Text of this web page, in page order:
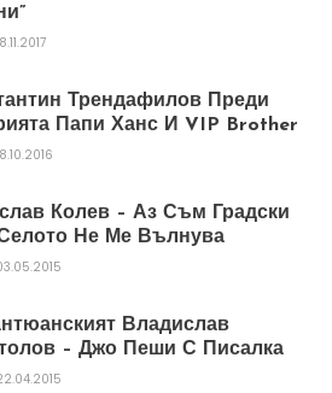
Трендафилов Преди
Папи Ханс И VIP Brother
Колев – Аз Съм Градски
Селото Не Ме Вълнува
Владислав
– Джо Пеши С Писалка